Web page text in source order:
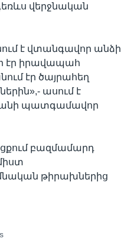
վերջնական
է վտանգավոր անձի
էր իրավապահ
էր ծայրահեղ
ասում է
պատգամավոր
բազմամարդ
թիրախներից